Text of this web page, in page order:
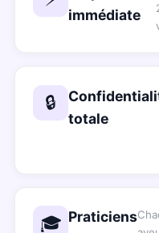
immédiate
🔒
totale
🎓 Praticiens